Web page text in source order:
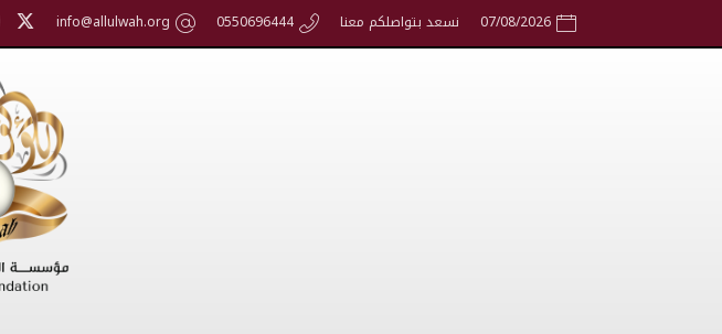
07/08/2026 نسعد بتواصلكم معنا 0550696444
info@allulwah.org